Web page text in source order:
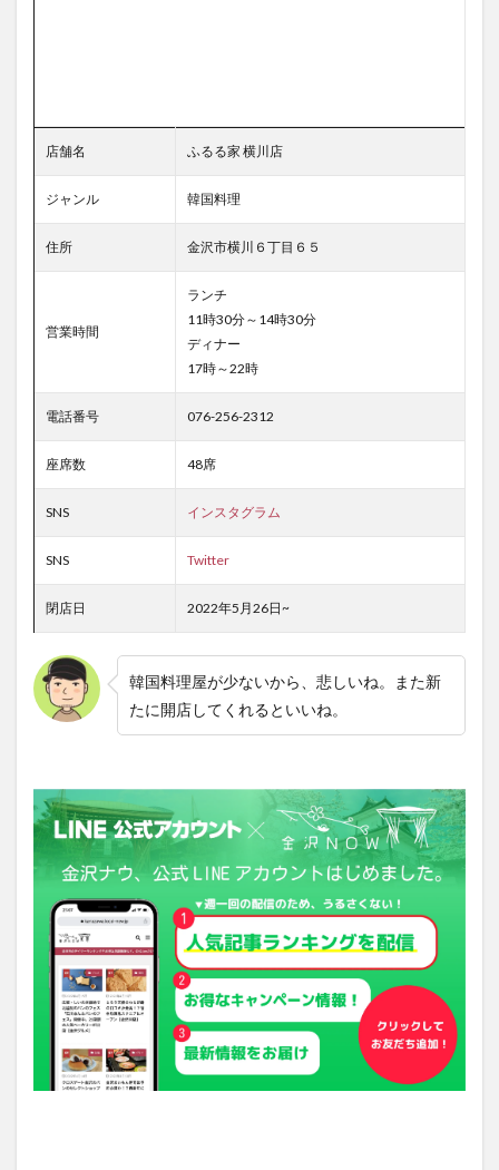
店舗名 ふるる家 横川店
ジャンル 韓国料理
住所 金沢市横川６丁目６５
営業時間
ランチ
11時30分～14時30分
ディナー
17時～22時
電話番号 076-256-2312
座席数 48席
SNS インスタグラム
SNS Twitter
閉店日 2022年5月26日~
韓国料理屋が少ないから、悲しいね。また新
たに開店してくれるといいね。